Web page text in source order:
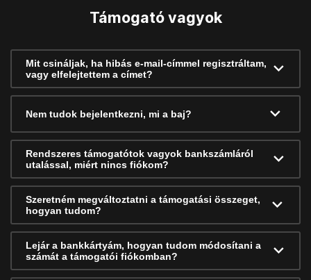
Támogató vagyok
Mit csináljak, ha hibás e-mail-címmel regisztráltam,
vagy elfelejtettem a címet?
Nem tudok bejelentkezni, mi a baj?
Rendszeres támogatótok vagyok bankszámláról
utalással, miért nincs fiókom?
Szeretném megváltoztatni a támogatási összeget,
hogyan tudom?
Lejár a bankkártyám, hogyan tudom módosítani a
számát a támogatói fiókomban?